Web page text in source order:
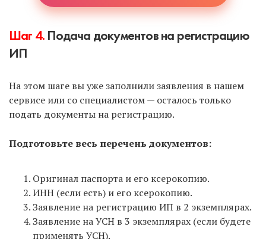
Шаг 4. Подача документов на регистрацию
ИП
На этом шаге вы уже заполнили заявления в нашем
сервисе или со специалистом — осталось только
подать документы на регистрацию.
Подготовьте весь перечень документов:
Оригинал паспорта и его ксерокопию.
ИНН (если есть) и его ксерокопию.
Заявление на регистрацию ИП в 2 экземплярах.
Заявление на УСН в 3 экземплярах (если будете
применять УСН).